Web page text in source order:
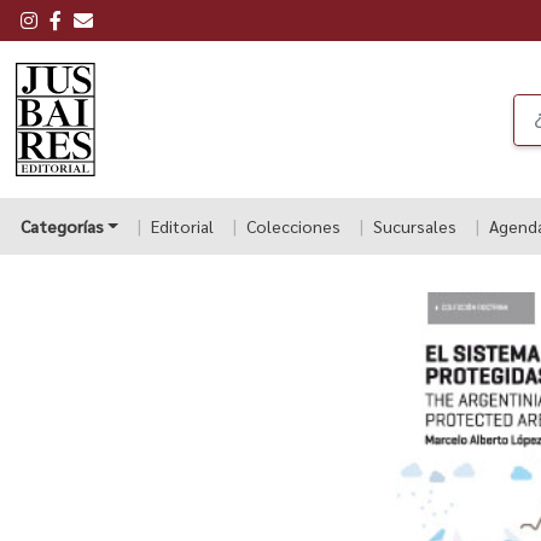
Categorías Editorial Colecciones Sucursales